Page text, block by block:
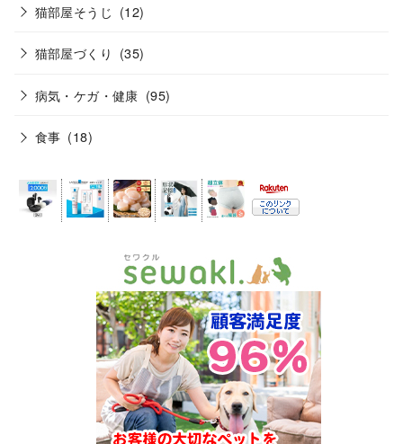
猫部屋そうじ (12)
猫部屋づくり (35)
病気・ケガ・健康 (95)
食事 (18)